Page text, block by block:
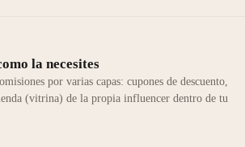
la necesites
por varias capas: cupones de descuento,
(vitrina) de la propia influencer dentro de tu